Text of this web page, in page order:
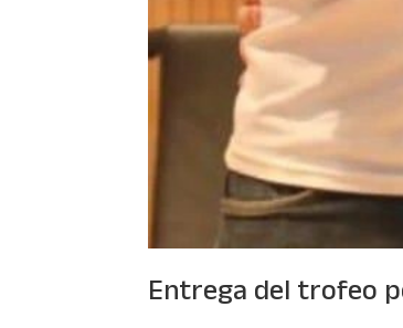
Entrega del trofeo